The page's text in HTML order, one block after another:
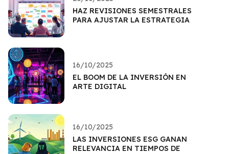
HAZ REVISIONES SEMESTRALES
PARA AJUSTAR LA ESTRATEGIA
16/10/2025
EL BOOM DE LA INVERSIÓN EN
ARTE DIGITAL
16/10/2025
LAS INVERSIONES ESG GANAN
RELEVANCIA EN TIEMPOS DE